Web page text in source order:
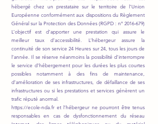
hébergé chez un prestataire sur le territoire de l’Union
Européenne conformément aux dispositions du Règlement
Général sur la Protection des Données (RGPD : n° 2016-679)
L’objectif est d’apporter une prestation qui assure le
meilleur taux d’accessibilité. L’hébergeur assure la
continuité de son service 24 Heures sur 24, tous les jours de
l’année. Il se réserve néanmoins la possibilité d’interrompre
le service d’hébergement pour les durées les plus courtes
possibles notamment à des fins de maintenance,
d’amélioration de ses infrastructures, de défaillance de ses
infrastructures ou si les prestations et services génèrent un
trafic réputé anormal.
https://ecole-nda.fr et l’hébergeur ne pourront être tenus
responsables en cas de dysfonctionnement du réseau